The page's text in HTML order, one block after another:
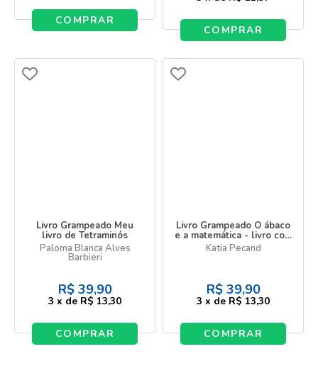
COMPRAR
COMPRAR
Livro Grampeado Meu
livro de Tetraminós
Paloma Blanca Alves
Barbieri
R$ 39,90
3 x de R$ 13,30
COMPRAR
Livro Grampeado O ábaco
e a matemática - livro com
ábaco
Katia Pecand
R$ 39,90
3 x de R$ 13,30
COMPRAR